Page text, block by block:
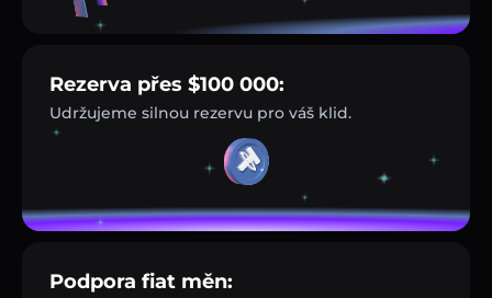
Rezerva přes $100 000:
Udržujeme silnou rezervu pro váš klid.
Podpora fiat měn: